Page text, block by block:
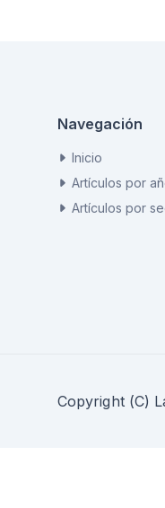
Navegación
Inicio
Artículos por
Artículos por
Copyright (C)